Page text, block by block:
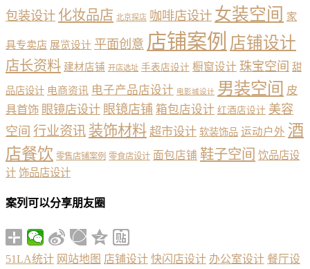
包装设计 化妆品店 北京探店 咖啡店设计 女装空间 家
具专卖店 展览设计 平面创意 店铺案例 店铺设计
店长资料 建材店铺 开店选址 手表店设计 橱窗设计 珠宝空间 甜
品店设计 电商资讯 电子产品店设计 电影城设计 男装空间 皮
具首饰 眼镜店设计 眼镜店铺 箱包店设计 红酒店设计 美容
空间 行业资讯 装饰材料 超市设计 软装饰品 运动户外 酒
店餐饮 零售店铺案例 零食店设计 面包店铺 鞋子空间 饮品店设
计 饰品店设计
案列可以分享朋友圈
51LA统计 网站地图 店铺设计 快闪店设计 办公室设计 餐厅设